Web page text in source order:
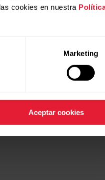
cookies en nuestra
Marketing
Aceptar cookies